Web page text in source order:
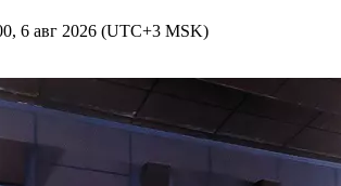
6 авг 2026 (UTC+3 MSK)